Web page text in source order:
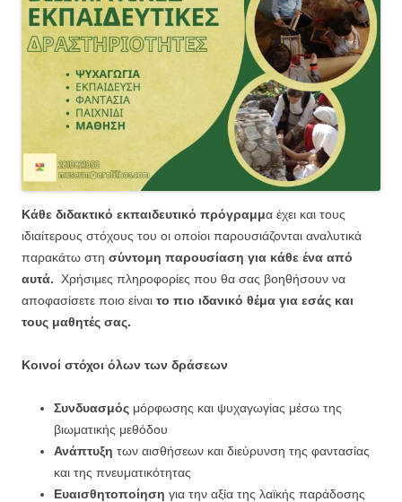
Κάθε διδακτικό εκπαιδευτικό πρόγραμμα έχει και τους
ιδιαίτερους στόχους του οι οποίοι παρουσιάζονται αναλυτικά
παρακάτω στη σύντομη παρουσίαση για κάθε ένα από
αυτά.
Χρήσιμες πληροφορίες που θα σας βοηθήσουν να
αποφασίσετε ποιο είναι το πιο ιδανικό θέμα για εσάς και
τους μαθητές σας.
Κοινοί στόχοι όλων των δράσεων
Συνδυασμός μόρφωσης και ψυχαγωγίας μέσω της
βιωματικής μεθόδου
Ανάπτυξη των αισθήσεων και διεύρυνση της φαντασίας
και της πνευματικότητας
Ευαισθητοποίηση για την αξία της λαϊκής παράδοσης